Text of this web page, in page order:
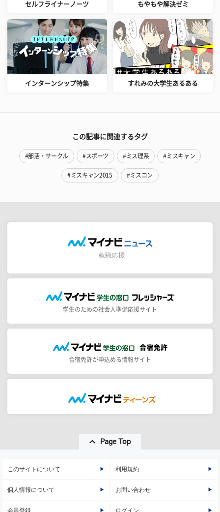
セルフライナーノーツ もやもや解決ゼミ
インターンシップ特集 すれみの大学生あるある
この記事に関連するタグ
#部活・サークル #スポーツ #ミス理系 #ミスキャン
#ミスキャン2015 #ミスコン
学生のための社会人準備応援サイト
合宿免許が申込める情報サイト
Page Top
このサイトについて 利用規約
個人情報について お問い合わせ
会員登録 ログイン